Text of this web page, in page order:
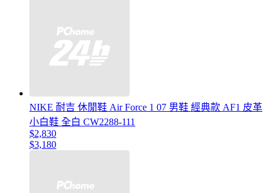
NIKE 耐吉 休閒鞋 Air Force 1 07 男鞋 經典款 AF1 皮革
小白鞋 全白 CW2288-111
$2,830
$3,180